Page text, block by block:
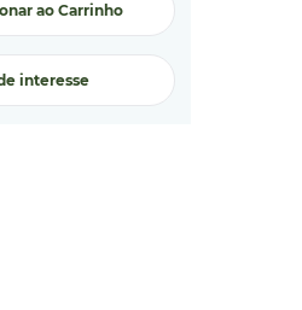
ao Carrinho
interesse